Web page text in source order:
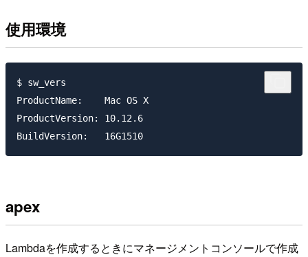
使用環境
$ sw_vers
ProductName:	Mac OS X
ProductVersion:	10.12.6
apex
Lambdaを作成するときにマネージメントコンソールで作成